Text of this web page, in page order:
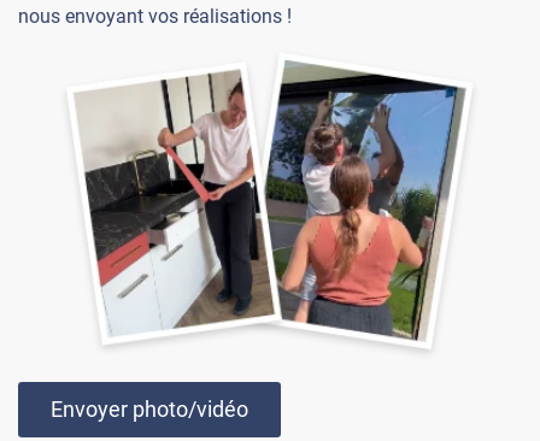
nous envoyant vos réalisations !
Envoyer photo/vidéo